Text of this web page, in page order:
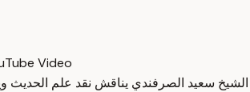
Video
الشيخ سعيد الصرفندي يناقش نقد علم الحديث